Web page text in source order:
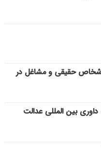
حقیقی و مشاغل در
بین المللی عدالت